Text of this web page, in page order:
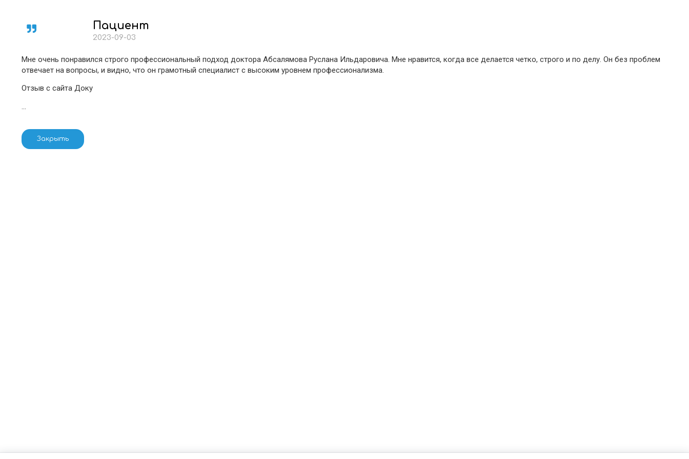
Пациент
2023-09-03
Мне очень понравился строго профессиональный подход доктора Абсалямова Руслана Ильдаровича. Мне нравится, когда все делается четко, строго и по делу. Он без проблем
отвечает на вопросы, и видно, что он грамотный специалист с высоким уровнем профессионализма.
Отзыв с сайта Доку
…
Закрыть